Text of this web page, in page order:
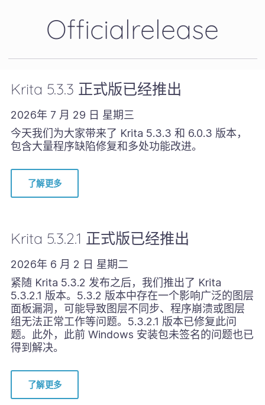
Officialrelease
Krita 5.3.3 正式版已经推出
2026年 7 月 29 日 星期三
今天我们为大家带来了 Krita 5.3.3 和 6.0.3 版本，
包含大量程序缺陷修复和多处功能改进。
了解更多
Krita 5.3.2.1 正式版已经推出
2026年 6 月 2 日 星期二
紧随 Krita 5.3.2 发布之后，我们推出了 Krita
5.3.2.1 版本。5.3.2 版本中存在一个影响广泛的图层
面板漏洞，可能导致图层不同步、程序崩溃或图层
组无法正常工作等问题。5.3.2.1 版本已修复此问
题。此外，此前 Windows 安装包未签名的问题也已
得到解决。
了解更多